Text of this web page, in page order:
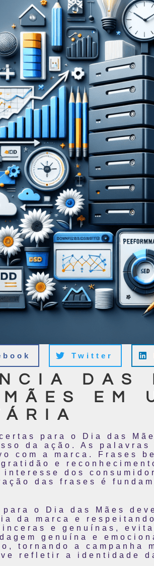
Twitter
DAS
EM
para o Dia das
da ação. As
com a marca. Frases
e
interesse dos
das frases é
o Dia das Mães
da marca e
e genuínas,
genuína e
tornando a campanha
refletir a identidade